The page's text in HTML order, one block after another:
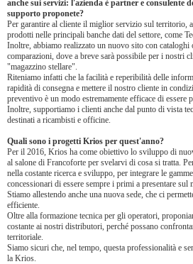
anche sui servizi: l'azienda è partner e consulente
supporto proponete?
Per garantire al cliente il miglior servizio sul territorio,
prodotti nelle principali banche dati del settore, come
Inoltre, abbiamo realizzato un nuovo sito con
comparazioni, dove a breve sarà possibile per i nostri
"magazzino stellare".
Riteniamo infatti che la facilità e reperibilità delle
rapidità di consegna e mettere il nostro cliente in
preventivo è un modo estremamente efficace di essere
Inoltre, supportiamo i clienti anche dal punto di vista
destinati a ricambisti e officine.
Quali sono i progetti Krios per quest'anno?
Per il 2016, Krios ha come obiettivo lo sviluppo di
al salone di Francoforte per svelarvi di cosa si tratta.
nella costante ricerca e sviluppo, per integrare le
concessionari di essere sempre i primi a presentare sul
Stiamo allestendo anche una nuova sede, che ci
efficiente.
Oltre alla formazione tecnica per gli operatori,
costante ai nostri distributori, perché possano
territoriale.
Siamo sicuri che, nel tempo, questa professionalità e
la Krios.